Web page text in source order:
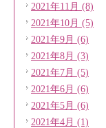
2021年11月 (8)
2021年10月 (5)
2021年9月 (6)
2021年8月 (3)
2021年7月 (5)
2021年6月 (6)
2021年5月 (6)
2021年4月 (1)